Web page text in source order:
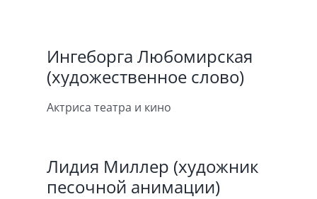
Ингеборга Любомирская
(художественное слово)
Актриса театра и кино
Лидия Миллер (художник
песочной анимации)